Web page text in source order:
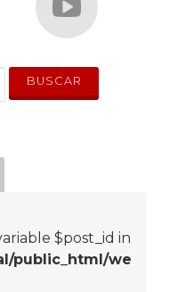
$post_id in
public_html/we